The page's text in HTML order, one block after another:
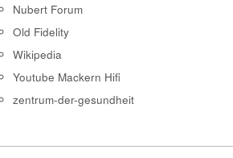
Nubert Forum
Old Fidelity
Wikipedia
Youtube Mackern Hifi
zentrum-der-gesundheit